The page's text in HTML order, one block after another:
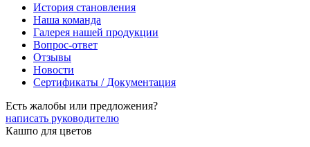
История становления
Наша команда
Галерея нашей продукции
Вопрос-ответ
Отзывы
Новости
Сертификаты / Документация
Есть жалобы или предложения?
написать руководителю
Кашпо для цветов